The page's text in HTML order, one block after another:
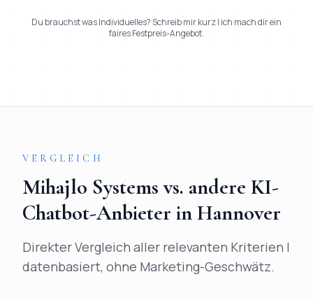
Du brauchst was Individuelles? Schreib mir kurz | ich mach dir ein
faires Festpreis-Angebot.
VERGLEICH
Mihajlo Systems vs. andere KI-
Chatbot-Anbieter inHannover
Direkter Vergleich aller relevanten Kriterien |
datenbasiert, ohne Marketing-Geschwätz.